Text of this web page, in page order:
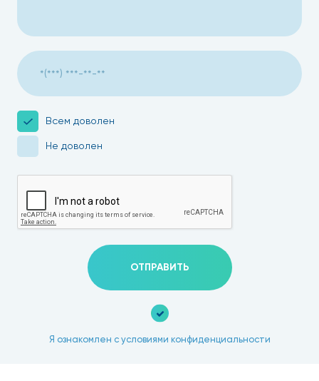
Всем доволен
Не доволен
ОТПРАВИТЬ
Я ознакомлен с условиями конфиденциальности